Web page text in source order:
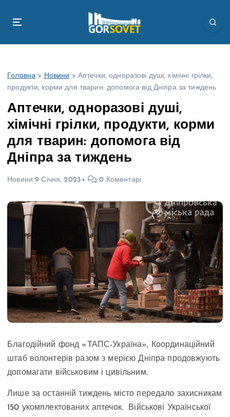
Головна > Новини > Аптечки, одноразові душі, хімічні грілки,
продукти, корми для тварин: допомога від Дніпра за тиждень
Аптечки, одноразові душі,
хімічні грілки, продукти, корми
для тварин: допомога від
Дніпра за тиждень
Новини 9 Січня, 2023 0 Коментарі
Благодійний фонд «ТАПС-Україна», Координаційний
штаб волонтерів разом з мерією Дніпра продовжують
допомагати військовим і цивільним.
Лише за останній тиждень місто передало захисникам
150 укомплектованих аптечок. Військові Української